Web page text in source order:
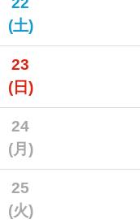
(土)
23
(日)
24
(月)
25
(火)